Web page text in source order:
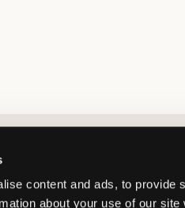
content and ads, to provide
about your use of our